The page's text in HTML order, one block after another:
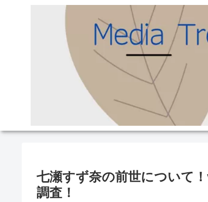
七瀬すず奈の前世について
調査！